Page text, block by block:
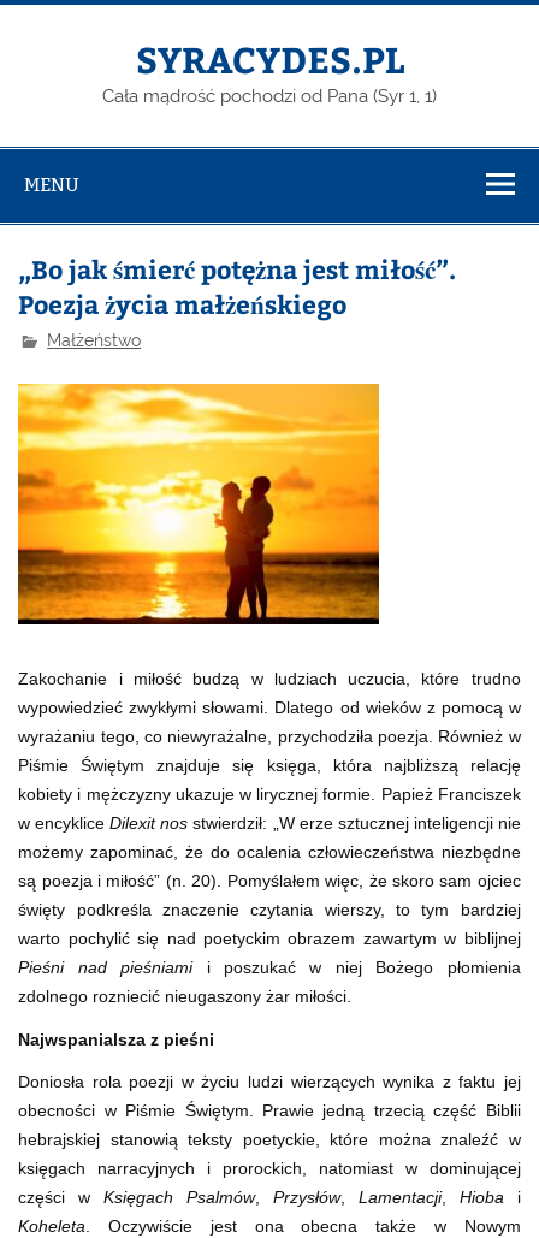
Skip
SYRACYDES.PL
Cała mądrość pochodzi od Pana (Syr 1, 1)
MENU
„Bo jak śmierć potężna jest miłość”.
Poezja życia małżeńskiego
Małżeństwo
Zakochanie i miłość budzą w ludziach uczucia, które trudno
wypowiedzieć zwykłymi słowami. Dlatego od wieków z pomocą w
wyrażaniu tego, co niewyrażalne, przychodziła poezja. Również w
Piśmie Świętym znajduje się księga, która najbliższą relację
kobiety i mężczyzny ukazuje w lirycznej formie. Papież Franciszek
w encykliceDilexit nos stwierdził: „W erze sztucznej inteligencji nie
możemy zapominać, że do ocalenia człowieczeństwa niezbędne
są poezja i miłość” (n. 20). Pomyślałem więc, że skoro sam ojciec
święty podkreśla znaczenie czytania wierszy, to tym bardziej
warto pochylić się nad poetyckim obrazem zawartym w biblijnej
Pieśni nad pieśniamii poszukać w niej Bożego płomienia
zdolnego rozniecić nieugaszony żar miłości.
Najwspanialsza z pieśni
Doniosła rola poezji w życiu ludzi wierzących wynika z faktu jej
obecności w Piśmie Świętym. Prawie jedną trzecią część Biblii
hebrajskiej stanowią teksty poetyckie, które można znaleźć w
księgach narracyjnych i prorockich, natomiast w dominującej
części wKsięgach Psalmów, Przysłów, Lamentacji, Hioba i
Koheleta . Oczywiście jest ona obecna także w Nowym